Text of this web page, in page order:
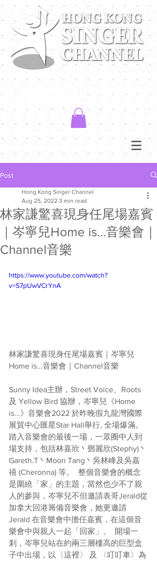
Post
林家謙驚喜現身任尾場嘉賓
｜岑寧兒Home is...音樂會｜
Channel音樂
Hong Kong Singer Channel
Aug 25, 2022 3 min read
https://www.youtube.com/watch?
v=S7pUwVCrYnA
林家謙驚喜現身任尾場嘉賓｜岑寧兒
Home is...音樂會｜Channel音樂
Sunny Idea主辦，Street Voice、Roots
及 Yellow Bird 協辦，岑寧兒《Home
is...》音樂會2022 於昨晚假九龍灣國際
展貿中心匯星Star Hall舉行, 全場爆滿。
踏入音樂會的最後一場，一眾圈中人到
場支持，包括林嘉欣丶鄧麗欣(Stephy)丶
Gareth.T丶Moon Tang丶吳林峰及吳嘉
禧 (Cheronna) 等。  整個音樂會的概念
是圍繞「家」的主題，當然也少不了親
人的參與，岑寧兒不但邀請表哥Jerald從
加拿大回港籌備音樂會，她更邀請
Jerald 在音樂會中擔任嘉賓，在這個音
樂會中與親人一起「回家」。  開場一
剎，岑寧兒站在約兩三層樓高的巨型盒
子中出場，以〈這裡〉 及 〈叮叮車〉為